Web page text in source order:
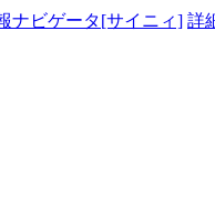
ナビゲータ[サイニィ] 詳